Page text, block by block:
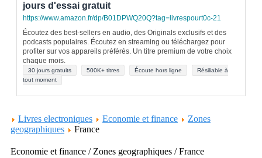
jours d'essai gratuit
https://www.amazon.fr/dp/B01DPWQ20Q?tag=livrespourt0c-21
Écoutez des best-sellers en audio, des Originals exclusifs et des
podcasts populaires. Écoutez en streaming ou téléchargez pour
profiter sur vos appareils préférés. Un titre premium de votre choix
chaque mois.
30 jours gratuits 500K+ titres Écoute hors ligne
Résiliable à
tout moment
Livres electroniques Economie et finance
Zones
geographiques
France
Economie et finance / Zones geographiques / France